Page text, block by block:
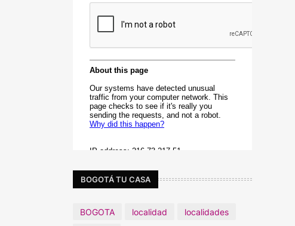
BOGOTÁ TU CASA
BOGOTA localidad
localidades